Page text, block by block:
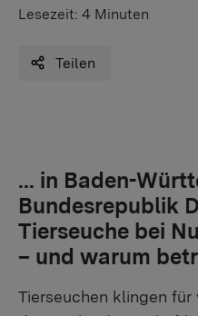
Lesezeit: 4 Minuten
Teilen
... in Baden-
Bundesrepublik
Tierseuche bei
– und warum
Tierseuchen klingen für